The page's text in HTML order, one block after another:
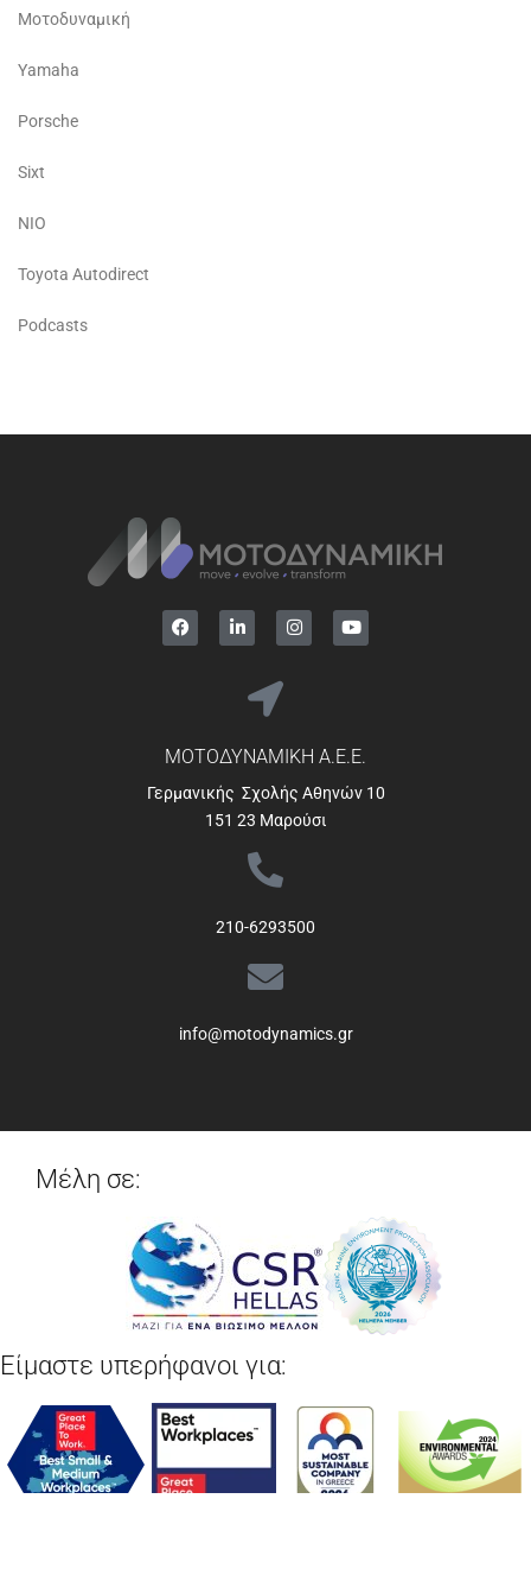
Μοτοδυναμική
Yamaha
Porsche
Sixt
NIO
Toyota Autodirect
Podcasts
ΜΟΤΟΔΥΝΑΜΙΚΗ Α.Ε.Ε.
Γερμανικής Σχολής Αθηνών 10
151 23 Μαρούσι
210-6293500
info@motodynamics.gr
Μέλη σε:
Είμαστε υπερήφανοι για: